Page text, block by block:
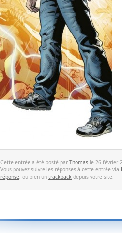
Cette entrée a été posté par Thomas le 26 février
Vous pouvez suivre les réponses à cette entrée via
réponse, ou bien un trackback depuis votre site.